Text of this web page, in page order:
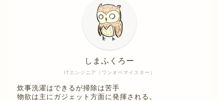
ITエンジニア（ワンオペマイスター）
しまふくろー
炊事洗濯はできるが掃除は苦手
物欲は主にガジェット方面に発揮される。